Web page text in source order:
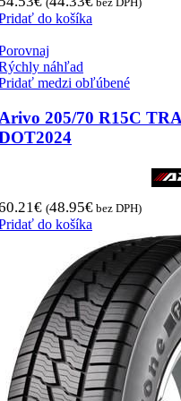
do košíka
náhľad
medzi obľúbené
205/70 R15C
€ (48.95€ bez DPH)
do košíka